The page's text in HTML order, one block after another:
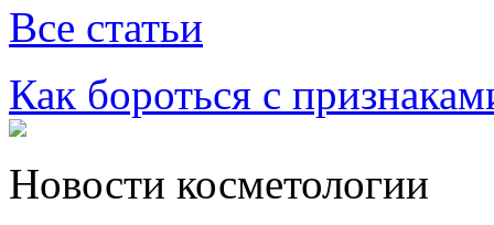
Все статьи
Как бороться с
Новости косметологии